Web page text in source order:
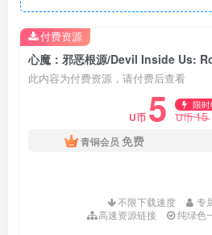
心魔：邪恶根源/Devil Inside Us:
此内容为付费资源，请付费后查看
U币 5 限
U币15
青铜会员 免费
不限下载速度 专
高速资源链接
纯绿色
付费资源